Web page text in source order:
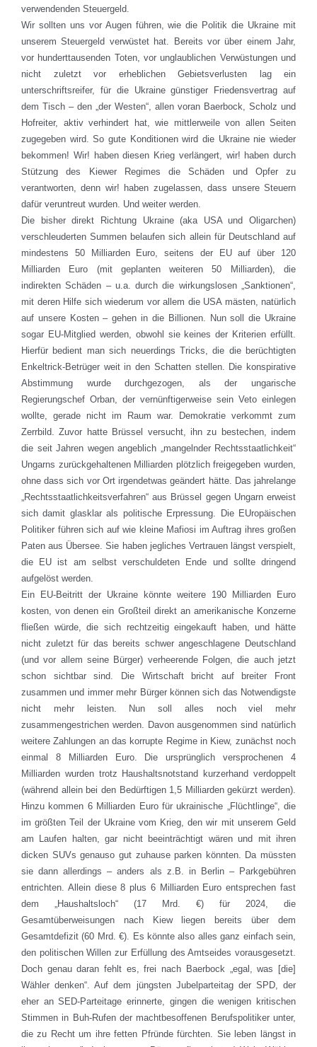
verwendenden Steuergeld.
Wir sollten uns vor Augen führen, wie die Politik die Ukraine mit
unserem Steuergeld verwüstet hat. Bereits vor über einem Jahr,
vor hunderttausenden Toten, vor unglaublichen Verwüstungen und
nicht zuletzt vor erheblichen Gebietsverlusten lag ein
unterschriftsreifer, für die Ukraine günstiger Friedensvertrag auf
dem Tisch – den „der Westen“, allen voran Baerbock, Scholz und
Hofreiter, aktiv verhindert hat, wie mittlerweile von allen Seiten
zugegeben wird. So gute Konditionen wird die Ukraine nie wieder
bekommen! Wir! haben diesen Krieg verlängert, wir! haben durch
Stützung des Kiewer Regimes die Schäden und Opfer zu
verantworten, denn wir! haben zugelassen, dass unsere Steuern
dafür veruntreut wurden. Und weiter werden.
Die bisher direkt Richtung Ukraine (aka USA und Oligarchen)
verschleuderten Summen belaufen sich allein für Deutschland auf
mindestens 50 Milliarden Euro, seitens der EU auf über 120
Milliarden Euro (mit geplanten weiteren 50 Milliarden), die
indirekten Schäden – u.a. durch die wirkungslosen „Sanktionen“,
mit deren Hilfe sich wiederum vor allem die USA mästen, natürlich
auf unsere Kosten – gehen in die Billionen. Nun soll die Ukraine
sogar EU-Mitglied werden, obwohl sie keines der Kriterien erfüllt.
Hierfür bedient man sich neuerdings Tricks, die die berüchtigten
Enkeltrick-Betrüger weit in den Schatten stellen. Die konspirative
Abstimmung wurde durchgezogen, als der ungarische
Regierungschef Orban, der vernünftigerweise sein Veto einlegen
wollte, gerade nicht im Raum war. Demokratie verkommt zum
Zerrbild. Zuvor hatte Brüssel versucht, ihn zu bestechen, indem
die seit Jahren wegen angeblich „mangelnder Rechtsstaatlichkeit“
Ungarns zurückgehaltenen Milliarden plötzlich freigegeben wurden,
ohne dass sich vor Ort irgendetwas geändert hätte. Das jahrelange
„Rechtsstaatlichkeitsverfahren“ aus Brüssel gegen Ungarn erweist
sich damit glasklar als politische Erpressung. Die EUropäischen
Politiker führen sich auf wie kleine Mafiosi im Auftrag ihres großen
Paten aus Übersee. Sie haben jegliches Vertrauen längst verspielt,
die EU ist am selbst verschuldeten Ende und sollte dringend
aufgelöst werden.
Ein EU-Beitritt der Ukraine könnte weitere 190 Milliarden Euro
kosten, von denen ein Großteil direkt an amerikanische Konzerne
fließen würde, die sich rechtzeitig eingekauft haben, und hätte
nicht zuletzt für das bereits schwer angeschlagene Deutschland
(und vor allem seine Bürger) verheerende Folgen, die auch jetzt
schon sichtbar sind. Die Wirtschaft bricht auf breiter Front
zusammen und immer mehr Bürger können sich das Notwendigste
nicht mehr leisten. Nun soll alles noch viel mehr
zusammengestrichen werden. Davon ausgenommen sind natürlich
weitere Zahlungen an das korrupte Regime in Kiew, zunächst noch
einmal 8 Milliarden Euro. Die ursprünglich versprochenen 4
Milliarden wurden trotz Haushaltsnotstand kurzerhand verdoppelt
(während allein bei den Bedürftigen 1,5 Milliarden gekürzt werden).
Hinzu kommen 6 Milliarden Euro für ukrainische „Flüchtlinge“, die
im größten Teil der Ukraine vom Krieg, den wir mit unserem Geld
am Laufen halten, gar nicht beeinträchtigt wären und mit ihren
dicken SUVs genauso gut zuhause parken könnten. Da müssten
sie dann allerdings – anders als z.B. in Berlin – Parkgebühren
entrichten. Allein diese 8 plus 6 Milliarden Euro entsprechen fast
dem „Haushaltsloch“ (17 Mrd. €) für 2024, die
Gesamtüberweisungen nach Kiew liegen bereits über dem
Gesamtdefizit (60 Mrd. €). Es könnte also alles ganz einfach sein,
den politischen Willen zur Erfüllung des Amtseides vorausgesetzt.
Doch genau daran fehlt es, frei nach Baerbock „egal, was [die]
Wähler denken“. Auf dem jüngsten Jubelparteitag der SPD, der
eher an SED-Parteitage erinnerte, gingen die wenigen kritischen
Stimmen in Buh-Rufen der machtbesoffenen Berufspolitiker unter,
die zu Recht um ihre fetten Pfründe fürchten. Sie leben längst in